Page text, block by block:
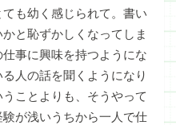
も幼く感じられて。書い
と恥ずかしくなってしま
事に興味を持つようにな
人の話を聞くようになり
ことよりも、そうやって
が浅いうちから一人で仕